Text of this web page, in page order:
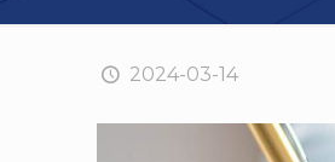
2024-03-14